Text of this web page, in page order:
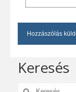
Keresés
Keresés: